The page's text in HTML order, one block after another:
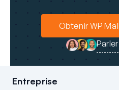
Obtenir WP
Entreprise